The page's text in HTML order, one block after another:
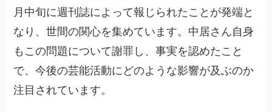
月中旬に週刊誌によって報じられたことが発端と
なり、世間の関心を集めています。中居さん自身
もこの問題について謝罪し、事実を認めたこと
で、今後の芸能活動にどのような影響が及ぶのか
注目されています。